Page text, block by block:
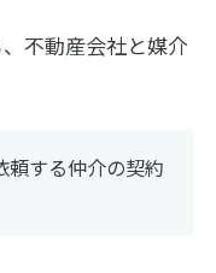
不動産会社と媒介
頼する仲介の契約